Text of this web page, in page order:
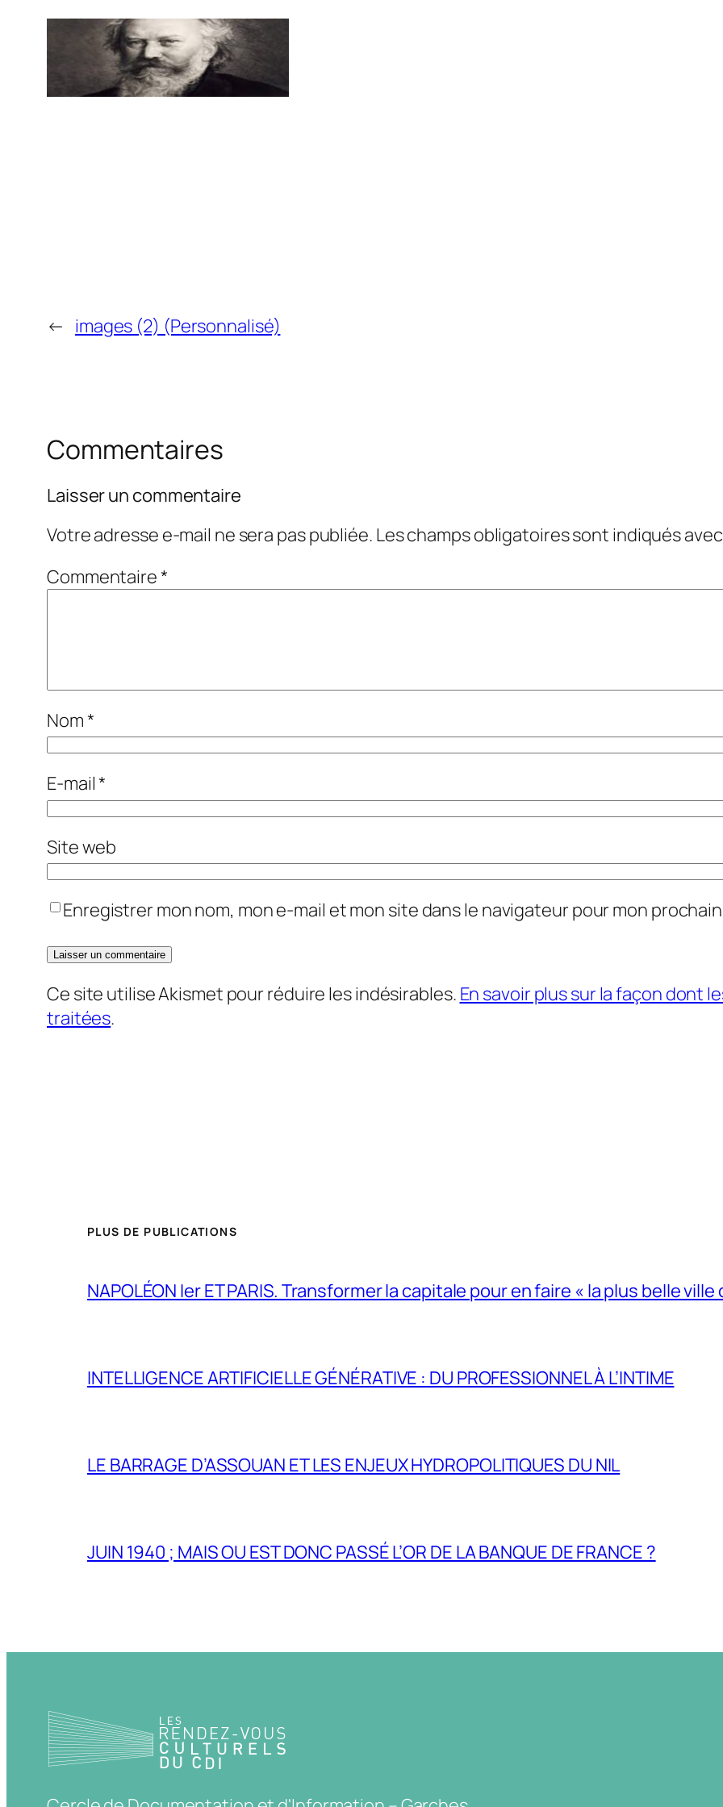
← images (2) (Personnalisé)
Commentaires
Laisser un commentaire
Votre adresse e-mail ne sera pas publiée. Les champs obligatoires sont indiqués
Commentaire*
Nom*
E-mail*
Site web
Enregistrer mon nom, mon e-mail et mon site dans le navigateur pour mon
Ce site utilise Akismet pour réduire les indésirables. En savoir plus sur la façon dont
traitées.
PLUS DE PUBLICATIONS
NAPOLÉON Ier ET PARIS. Transformer la capitale pour en faire « la plus belle
INTELLIGENCE ARTIFICIELLE GÉNÉRATIVE : DU PROFESSIONNEL À L’INTIME
LE BARRAGE D’ASSOUAN ET LES ENJEUX HYDROPOLITIQUES DU NIL
JUIN 1940 ; MAIS OU EST DONC PASSÉ L’OR DE LA BANQUE DE FRANCE ?